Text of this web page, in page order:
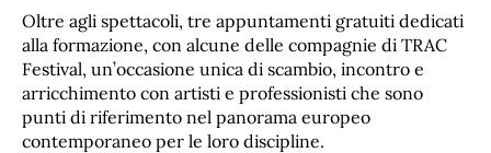
Oltre agli spettacoli, tre appuntamenti gratuiti dedicati
alla formazione, con alcune delle compagnie di TRAC
Festival, un’occasione unica di scambio, incontro e
arricchimento con artisti e professionisti che sono
punti di riferimento nel panorama europeo
contemporaneo per le loro discipline.